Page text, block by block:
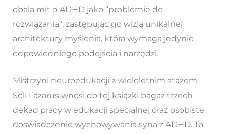
obala mit o ADHD jako “problemie do
rozwiązania”, zastępując go wizją unikalnej
architektury myślenia, która wymaga jedynie
odpowiedniego podejścia i narzędzi.
Mistrzyni neuroedukacji z wieloletnim stażem
Soli Lazarus wnosi do tej książki bagaż trzech
dekad pracy w edukacji specjalnej oraz osobiste
doświadczenie wychowywania syna z ADHD. Ta